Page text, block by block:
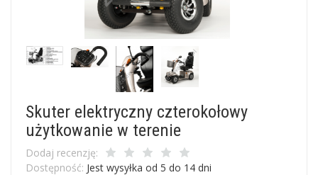
Skuter elektryczny czterokołowy
użytkowanie w terenie
Dodaj recenzję:
Dostępność: Jest wysyłka od 5 do 14 dni